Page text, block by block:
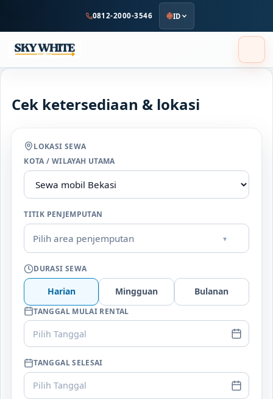
utama
0812-2000-3546 ID
Cek ketersediaan & lokasi
LOKASI SEWA
KOTA / WILAYAH UTAMA
TITIK PENJEMPUTAN
Pilih area penjemputan ▾
DURASI SEWA
Harian Mingguan Bulanan
TANGGAL MULAI RENTAL
Pilih Tanggal
TANGGAL SELESAI
Pilih Tanggal